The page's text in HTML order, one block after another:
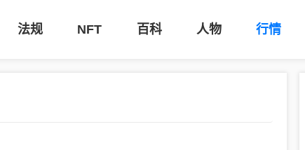
法规 NFT 百科 人物 行情